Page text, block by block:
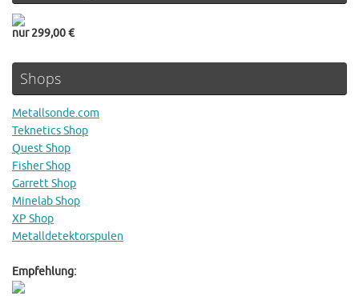
nur 299,00 €
Shops
Metallsonde.com
Teknetics Shop
Quest Shop
Fisher Shop
Garrett Shop
Minelab Shop
XP Shop
Metalldetektorspulen
Empfehlung: